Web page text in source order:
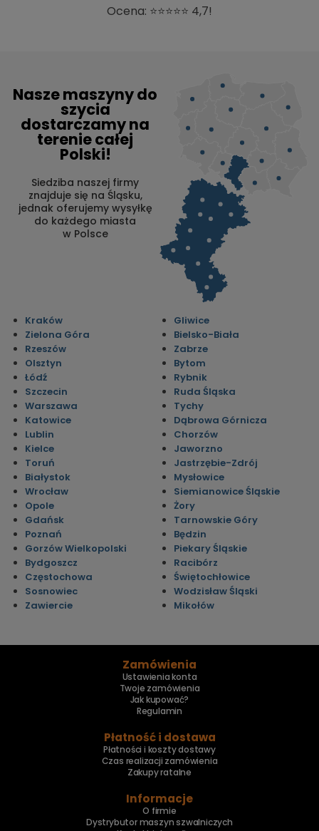
Ocena: ⭐⭐⭐⭐⭐ 4,7!
Nasze maszyny do
szycia
dostarczamy na
terenie całej
Polski!
Siedziba naszej firmy
znajduje się na Śląsku,
jednak oferujemy wysyłkę
do każdego miasta
w Polsce
Kraków
Zielona Góra
Rzeszów
Olsztyn
Łódź
Szczecin
Warszawa
Katowice
Lublin
Kielce
Toruń
Białystok
Wrocław
Opole
Gdańsk
Poznań
Gorzów Wielkopolski
Bydgoszcz
Częstochowa
Sosnowiec
Zawiercie
Gliwice
Bielsko-Biała
Zabrze
Bytom
Rybnik
Ruda Śląska
Tychy
Dąbrowa Górnicza
Chorzów
Jaworzno
Jastrzębie-Zdrój
Mysłowice
Siemianowice Śląskie
Żory
Tarnowskie Góry
Będzin
Piekary Śląskie
Racibórz
Świętochłowice
Wodzisław Śląski
Mikołów
Zamówienia
Ustawienia konta
Twoje zamówienia
Jak kupować?
Regulamin
Płatność i dostawa
Płatności i koszty dostawy
Czas realizacji zamówienia
Zakupy ratalne
Informacje
O firmie
Dystrybutor maszyn szwalniczych